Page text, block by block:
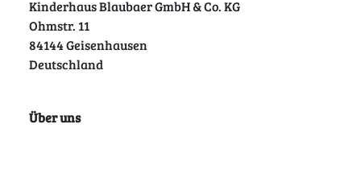
Kinderhaus Blaubaer GmbH & Co. KG
Ohmstr. 11
84144 Geisenhausen
Deutschland
Über uns